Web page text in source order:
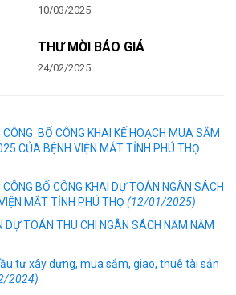
CÔNG KHAI THUYẾT MINH
TOÁN NGÂN SÁCH NHÀ NƯỚC
NĂM 2024 CỦA BỆNH VIỆN
10/03/2025
THƯ MỜI BÁO GIÁ
24/02/2025
BỐ CÔNG KHAI KẾ HOẠCH MUA SẮM
CỦA BỆNH VIỆN MẮT TỈNH PHÚ THỌ
BỐ CÔNG KHAI DỰ TOÁN NGÂN SÁCH
MẮT TỈNH PHÚ THỌ (12/01/2025)
DỰ TOÁN THU CHI NGÂN SÁCH NĂM NĂM
tư xây dựng, mua sắm, giao, thuê tài sản
2024)